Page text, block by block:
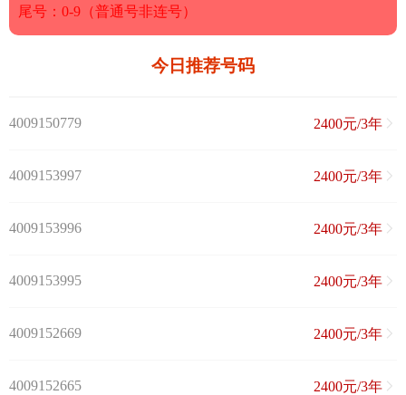
尾号：0-9（普通号非连号）
今日推荐号码
4009150779 2400元/3年
4009153997 2400元/3年
4009153996 2400元/3年
4009153995 2400元/3年
4009152669 2400元/3年
4009152665 2400元/3年